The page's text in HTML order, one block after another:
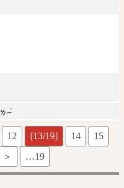
ㄌㄧ
ˇ
12 [13/19] 14
15
＞ …19